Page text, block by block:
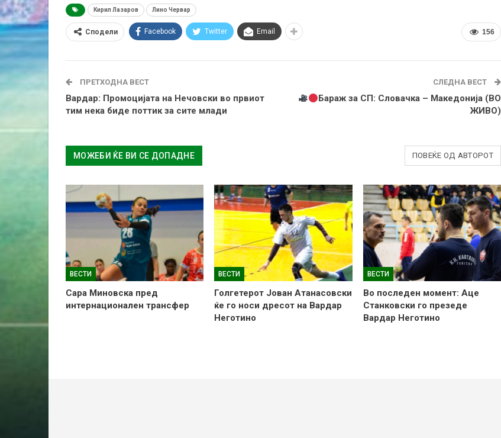
Кирил Лазаров Лино Червар
156
Сподели Facebook Twitter Email
ПРЕТХОДНА ВЕСТ
Вардар: Промоцијата на Нечовски во првиот
тим нека биде поттик за сите млади
СЛЕДНА ВЕСТ
Бараж за СП: Словачка – Македонија (ВО
ЖИВО)
МОЖЕБИ ЌЕ ВИ СЕ ДОПАДНЕ ПОВЕЌЕ ОД АВТОРОТ
ВЕСТИ
Сара Миновска пред
интернационален трансфер
ВЕСТИ
Голгетерот Јован Атанасовски
ќе го носи дресот на Вардар
Неготино
ВЕСТИ
Во последен момент: Аце
Станковски го презеде
Вардар Неготино